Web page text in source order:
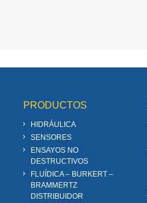
PRODUCTOS
HIDRÁULICA
SENSORES
ENSAYOS NO
DESTRUCTIVOS
FLUÍDICA – BURKERT –
BRAMMERTZ
DISTRIBUIDOR